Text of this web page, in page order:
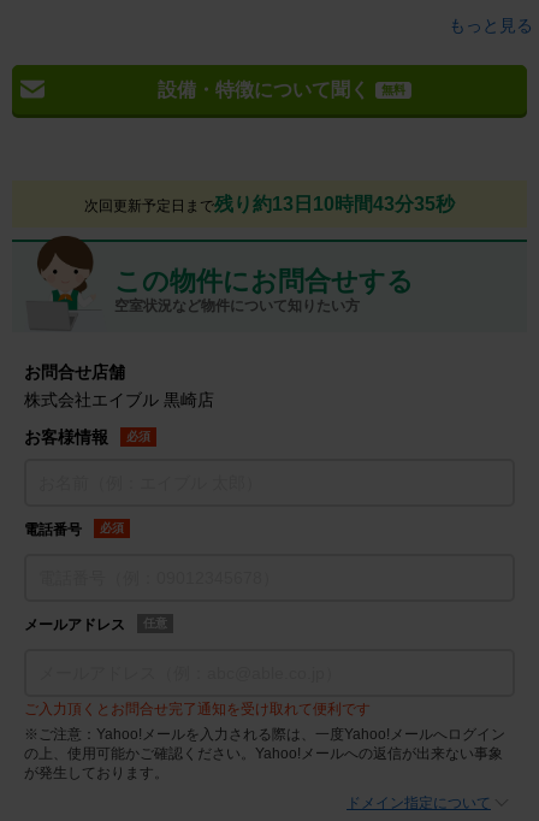
もっと見る
設備・特徴について聞く 無料
次回更新予定日まで残り約13日10時間43分34秒
この物件にお問合せする
空室状況など物件について知りたい方
お問合せ店舗
株式会社エイブル 黒崎店
お客様情報
必須
電話番号 必須
メールアドレス 任意
ご入力頂くとお問合せ完了通知を受け取れて便利です
※ご注意：Yahoo!メールを入力される際は、一度Yahoo!メールへログイン
の上、使用可能かご確認ください。Yahoo!メールへの返信が出来ない事象
が発生しております。
ドメイン指定について